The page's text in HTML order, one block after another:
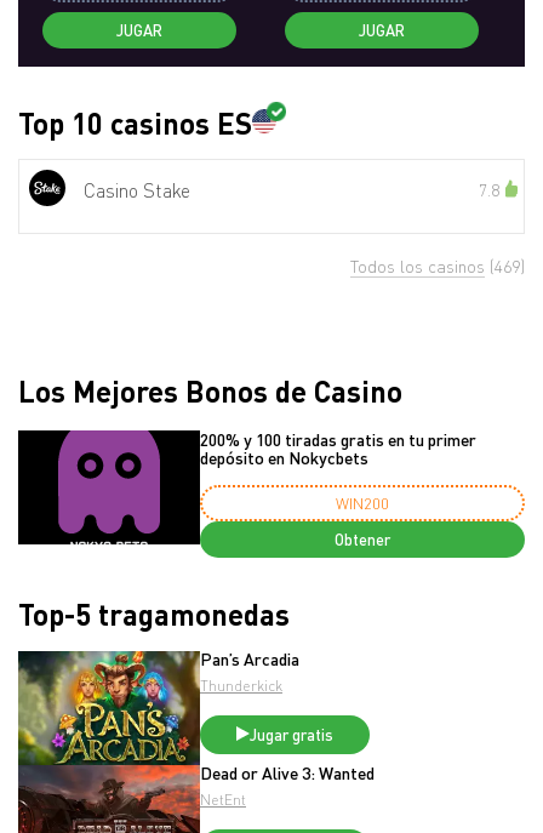
JUGAR JUGAR
Top 10 casinos ES
Casino Stake 7.8
Todos los casinos (469)
Los Mejores Bonos de Casino
200% y 100 tiradas gratis en tu primer
depósito en Nokycbets
WIN200
Obtener
Top-5 tragamonedas
Pan’s Arcadia
Thunderkick
Jugar gratis
Dead or Alive 3: Wanted
NetEnt